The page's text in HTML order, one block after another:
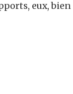
eux, bien